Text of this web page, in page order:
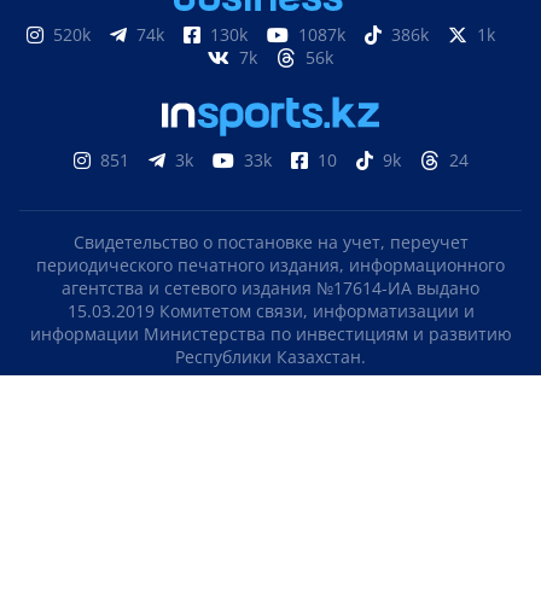
520k 74k 130k 1087k 386k
1k
7k
56k
851 3k 33k 10 9k 24
Свидетельство о постановке на учет, переучет
периодического печатного издания, информационного
агентства и сетевого издания №17614-ИА выдано
15.03.2019 Комитетом связи, информатизации и
информации Министерства по инвестициям и развитию
Республики Казахстан.